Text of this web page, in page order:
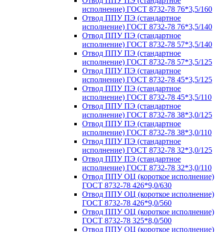
исполнение) ГОСТ 8732-78 76*3,5/160
Отвод ППУ ПЭ (стандартное
исполнение) ГОСТ 8732-78 76*3,5/140
Отвод ППУ ПЭ (стандартное
исполнение) ГОСТ 8732-78 57*3,5/140
Отвод ППУ ПЭ (стандартное
исполнение) ГОСТ 8732-78 57*3,5/125
Отвод ППУ ПЭ (стандартное
исполнение) ГОСТ 8732-78 45*3,5/125
Отвод ППУ ПЭ (стандартное
исполнение) ГОСТ 8732-78 45*3,5/110
Отвод ППУ ПЭ (стандартное
исполнение) ГОСТ 8732-78 38*3,0/125
Отвод ППУ ПЭ (стандартное
исполнение) ГОСТ 8732-78 38*3,0/110
Отвод ППУ ПЭ (стандартное
исполнение) ГОСТ 8732-78 32*3,0/125
Отвод ППУ ПЭ (стандартное
исполнение) ГОСТ 8732-78 32*3,0/110
Отвод ППУ ОЦ (короткое исполнение)
ГОСТ 8732-78 426*9,0/630
Отвод ППУ ОЦ (короткое исполнение)
ГОСТ 8732-78 426*9,0/560
Отвод ППУ ОЦ (короткое исполнение)
ГОСТ 8732-78 325*8,0/500
Отвод ППУ ОЦ (короткое исполнение)